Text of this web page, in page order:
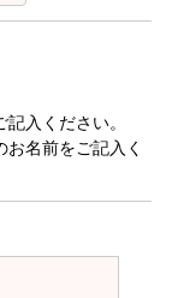
入ください。
名前をご記入く